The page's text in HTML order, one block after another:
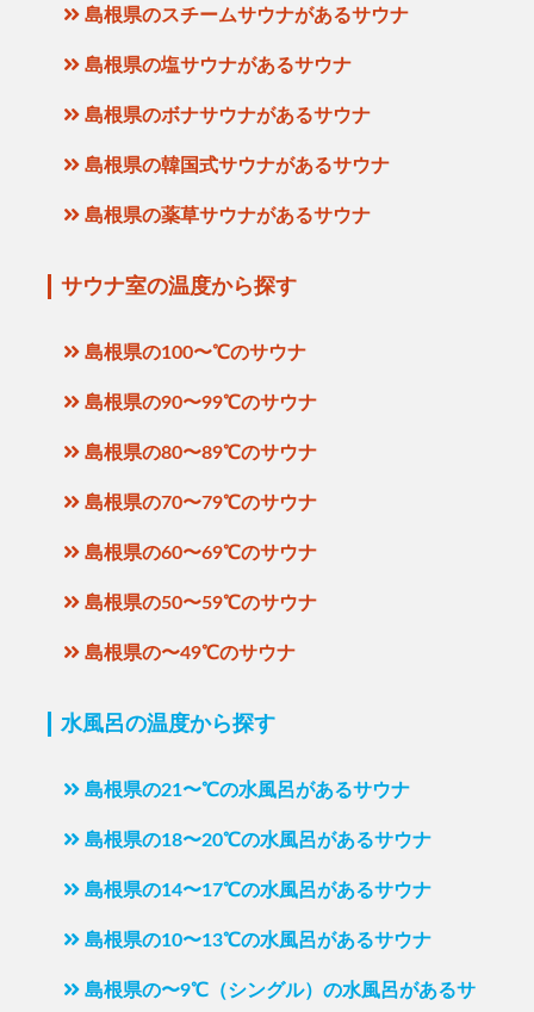
島根県のスチームサウナがあるサウナ
島根県の塩サウナがあるサウナ
島根県のボナサウナがあるサウナ
島根県の韓国式サウナがあるサウナ
島根県の薬草サウナがあるサウナ
サウナ室の温度から探す
島根県の100〜℃のサウナ
島根県の90〜99℃のサウナ
島根県の80〜89℃のサウナ
島根県の70〜79℃のサウナ
島根県の60〜69℃のサウナ
島根県の50〜59℃のサウナ
島根県の〜49℃のサウナ
水風呂の温度から探す
島根県の21〜℃の水風呂があるサウナ
島根県の18〜20℃の水風呂があるサウナ
島根県の14〜17℃の水風呂があるサウナ
島根県の10〜13℃の水風呂があるサウナ
島根県の〜9℃（シングル）の水風呂があるサ